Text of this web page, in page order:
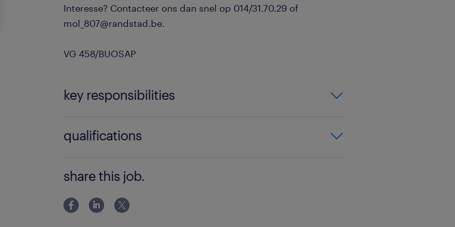
Interesse? Contacteer ons dan snel op 014/31.70.29 of
mol_807@randstad.be.
VG 458/BUOSAP
key responsibilities
Spuiten : grondlaag , lak, beits, vernis.
Ontvetten: metaal, aluminium.
qualifications
Bent nauwkeurig
Hebt reeds ervaring als spuiter/lakker
share this job.